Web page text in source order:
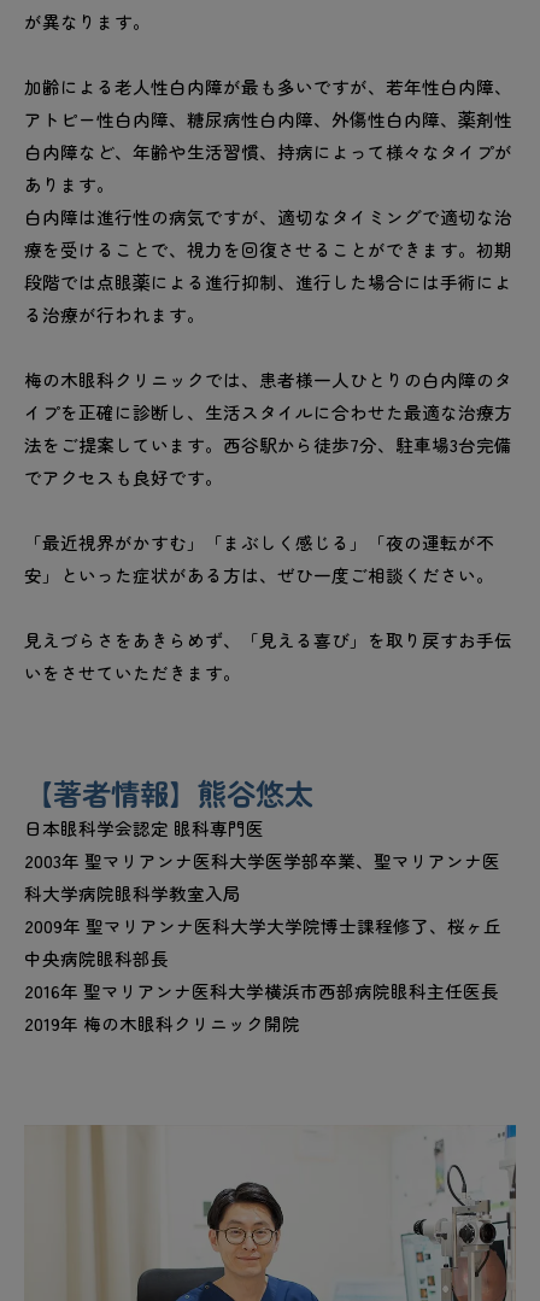
が異なります。
加齢による老人性白内障が最も多いですが、若年性白内障、
アトピー性白内障、糖尿病性白内障、外傷性白内障、薬剤性
白内障など、年齢や生活習慣、持病によって様々なタイプが
あります。
白内障は進行性の病気ですが、適切なタイミングで適切な治
療を受けることで、視力を回復させることができます。初期
段階では点眼薬による進行抑制、進行した場合には手術によ
る治療が行われます。
梅の木眼科クリニックでは、患者様一人ひとりの白内障のタ
イプを正確に診断し、生活スタイルに合わせた最適な治療方
法をご提案しています。西谷駅から徒歩7分、駐車場3台完備
でアクセスも良好です。
「最近視界がかすむ」「まぶしく感じる」「夜の運転が不
安」といった症状がある方は、ぜひ一度ご相談ください。
見えづらさをあきらめず、「見える喜び」を取り戻すお手伝
いをさせていただきます。
【著者情報】熊谷悠太
日本眼科学会認定 眼科専門医
2003年 聖マリアンナ医科大学医学部卒業、聖マリアンナ医
科大学病院眼科学教室入局
2009年 聖マリアンナ医科大学大学院博士課程修了、桜ヶ丘
中央病院眼科部長
2016年 聖マリアンナ医科大学横浜市西部病院眼科主任医長
2019年 梅の木眼科クリニック開院